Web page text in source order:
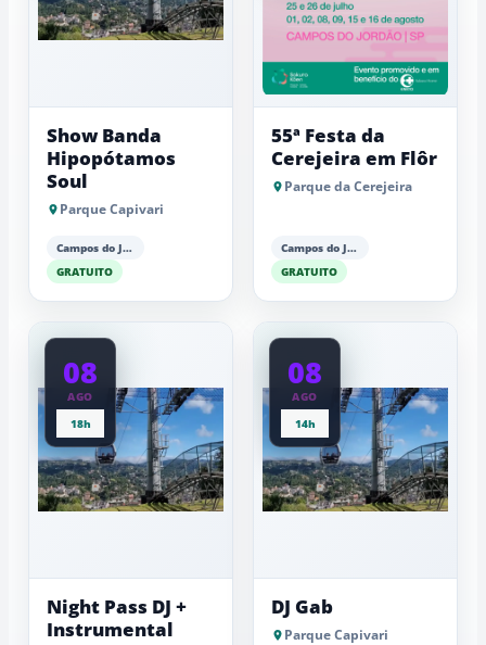
Show Banda
Hipopótamos
Soul
Parque Capivari
Campos do Jordão
GRATUITO
55ª Festa da
Cerejeira em Flôr
Parque da Cerejeira
Campos do Jordão
GRATUITO
08
AGO
18h
Night Pass DJ +
Instrumental
08
AGO
14h
DJ Gab
Parque Capivari